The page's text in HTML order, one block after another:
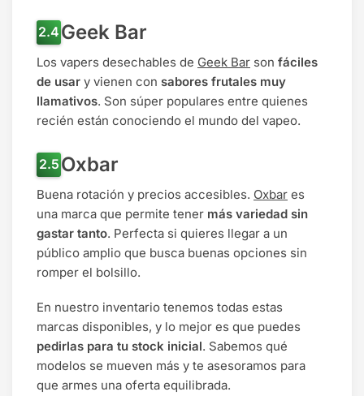
Geek Bar
Los vapers desechables de Geek Bar son fáciles
de usar y vienen con sabores frutales muy
llamativos. Son súper populares entre quienes
recién están conociendo el mundo del vapeo.
Oxbar
Buena rotación y precios accesibles. Oxbar es
una marca que permite tener más variedad sin
gastar tanto. Perfecta si quieres llegar a un
público amplio que busca buenas opciones sin
romper el bolsillo.
En nuestro inventario tenemos todas estas
marcas disponibles, y lo mejor es que puedes
pedirlas para tu stock inicial. Sabemos qué
modelos se mueven más y te asesoramos para
que armes una oferta equilibrada.